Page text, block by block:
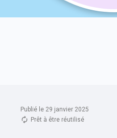
Publié le 29 janvier 2025
Prêt à être réutilisé